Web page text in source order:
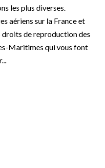
les plus diverses.
aériens sur la France et
droits de reproduction des
Maritimes qui vous font